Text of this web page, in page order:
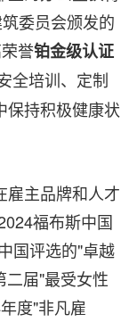
委员会颁发的
誉铂金级认证
全培训、定制
保持积极健康状
雇主品牌和人才
福布斯中国
国评选的"卓越
二届"最受女性
度"非凡雇